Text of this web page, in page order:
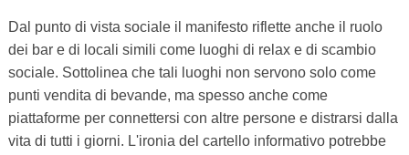
Dal punto di vista sociale il manifesto riflette anche il ruolo
dei bar e di locali simili come luoghi di relax e di scambio
sociale. Sottolinea che tali luoghi non servono solo come
punti vendita di bevande, ma spesso anche come
piattaforme per connettersi con altre persone e distrarsi dalla
vita di tutti i giorni. L'ironia del cartello informativo potrebbe